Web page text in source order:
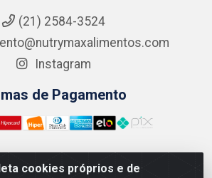
cookies próprios e de
(21) 2584-3524
Instagram
de Pagamento